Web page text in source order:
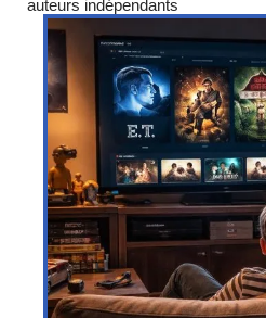
auteurs indépendants